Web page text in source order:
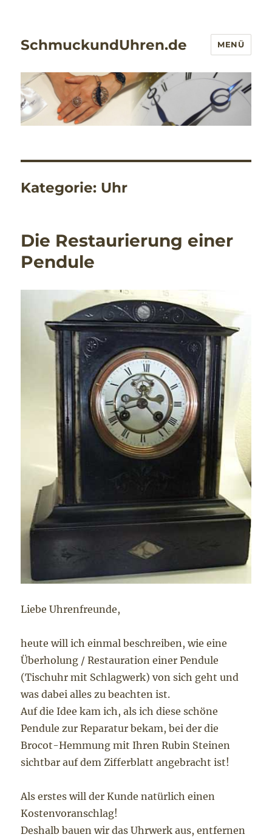
SchmuckundUhren.de MENÜ
Kategorie: Uhr
Die Restaurierung einer
Pendule
Liebe Uhrenfreunde,
heute will ich einmal beschreiben, wie eine
Überholung / Restauration einer Pendule
(Tischuhr mit Schlagwerk) von sich geht und
was dabei alles zu beachten ist.
Auf die Idee kam ich, als ich diese schöne
Pendule zur Reparatur bekam, bei der die
Brocot-Hemmung mit Ihren Rubin Steinen
sichtbar auf dem Zifferblatt angebracht ist!
Als erstes will der Kunde natürlich einen
Kostenvoranschlag!
Deshalb bauen wir das Uhrwerk aus, entfernen